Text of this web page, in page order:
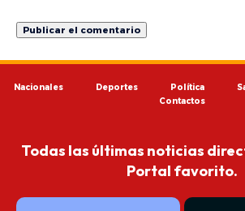
Nacionales Deportes Política
Contactos
Todas las últimas noticias
Portal favorito.